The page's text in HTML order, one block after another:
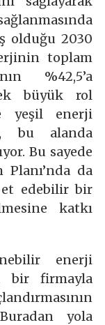
olduğu 2030
toplam
%42,5’a
büyük rol
yeşil enerji
bu alanda
Bu sayede
da
edebilir bir
katkı
enerji
bir firmayla
yola